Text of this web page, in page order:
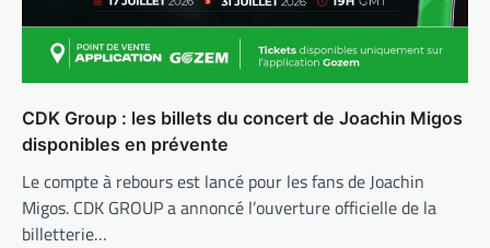
CDK Group : les billets du concert de Joachin Migos
disponibles en prévente
Le compte à rebours est lancé pour les fans de Joachin
Migos. CDK GROUP a annoncé l’ouverture officielle de la
billetterie…